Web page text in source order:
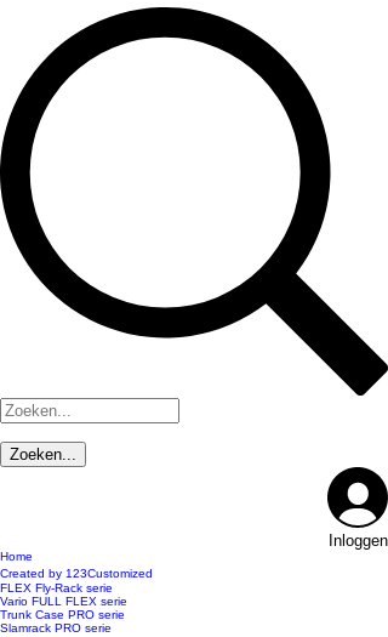
Inloggen
Home
Created by 123Customized
FLEX Fly-Rack serie
Vario FULL FLEX serie
Trunk Case PRO serie
Slamrack PRO serie